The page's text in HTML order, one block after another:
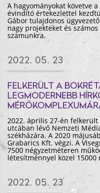
A hagyományokat követve
évindító értekezlettel
Gábor tulajdonos
nagy projekteket és
számunkra.
2022. 05. 23
FELKERÜLT A
LEGMODERNEBB
2022. április 27-én
utcában lévő Nemzeti
székházára. A 2020
Grabarics Kft. végzi. A
7500 négyzetméteren
létesítménnyel közel
2022. 05. 23